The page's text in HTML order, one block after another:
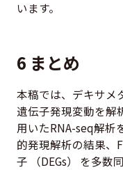
います。
6 まとめ
本稿では、デキサメ
遺伝子発現変動を解
用いたRNA-seq解析
的発現解析の結果、
子 （DEGs） を多数